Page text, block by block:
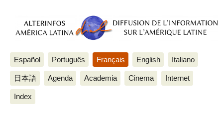
Español Português Français English Italiano
日本語 Agenda Academia Cinema Internet
Index